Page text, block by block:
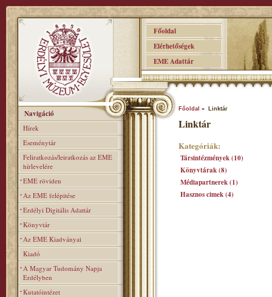
Főoldal
Elérhetőségek
EME Adattár
Navigáció
Hírek
Eseménytár
Feliratkozás/leiratkozás az EME
hírlevelére
EME röviden
Az EME felépitése
Erdélyi Digitális Adattár
Könyvtár
Az EME Kiadványai
Kiadó
A Magyar Tudomány Napja
Erdélyben
Kutatóintézet
Főoldal » Linktár
Linktár
Kategóriák:
Társintézmények (10)
Könyvtárak (8)
Médiapartnerek (1)
Hasznos cimek (4)